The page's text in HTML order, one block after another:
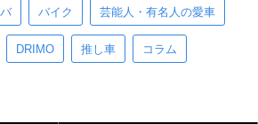
バイク 芸能人・有名人の愛車
DRIMO 推し車 コラム